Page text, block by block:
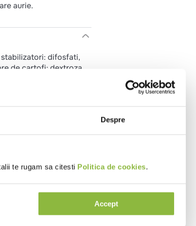
Despre
te rugam sa citesti Politica de cookies.
Accept
aurie.
stabilizatori: difosfati,
de cartofi; dextroza,